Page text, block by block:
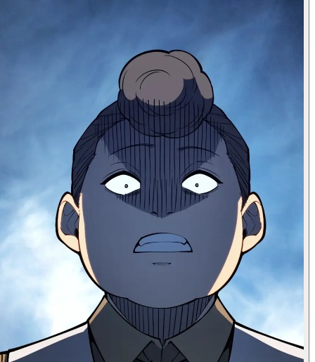
صحيح، صحيح. بالنسبة لفتاة، أن
تكون المستيقظة أنثى ومباركة
من الإله، هذا منطقي أكثر.
أوه، انتظر! إنه يختار لأخته الصغيرة!
ماذا؟!
لكنني ما زلت في المدرسة، وهذا هو
المكان الذي أرغب في أن أكون فيه.